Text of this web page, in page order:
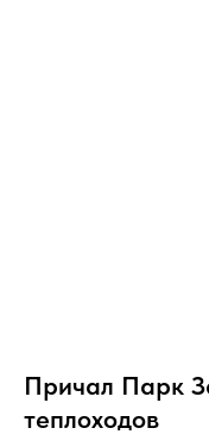
Причал Парк
теплоходов